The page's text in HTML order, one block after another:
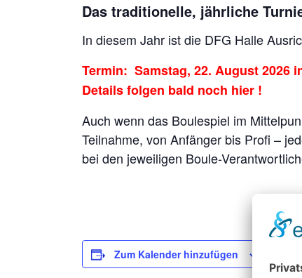
Das traditionelle, jährliche
In diesem Jahr ist die DFG Halle
Termin: Samstag, 22. August 2026
Details folgen bald noch hier !
Auch wenn das Boulespiel im
Teilnahme, von Anfänger bis Profi –
bei den jeweiligen Boule-
Zum Kalender hinzufügen